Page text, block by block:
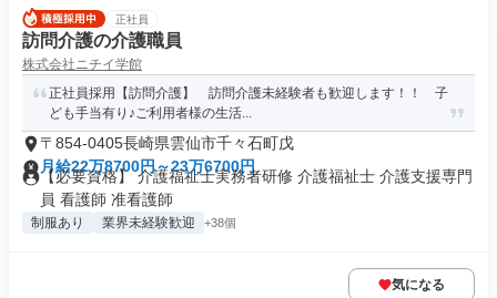
正社員
訪問介護の介護職員
株式会社ニチイ学館
正社員採用【訪問介護】 訪問介護未経験者も歓迎します！！ 子
ども手当有り♪ご利用者様の生活...
〒854-0405長崎県雲仙市千々石町戊
月給22万8700円～23万6700円
【必要資格】 介護福祉士実務者研修 介護福祉士 介護支援専門
員 看護師 准看護師
制服あり 業界未経験歓迎 +38個
気になる